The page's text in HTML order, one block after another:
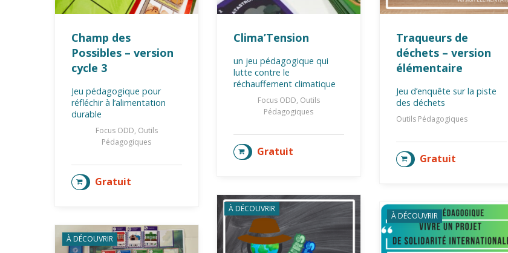
Champ des
Possibles – version
cycle 3
Jeu pédagogique pour
réfléchir à l’alimentation
durable
Focus ODD, Outils
Pédagogiques
Gratuit
AJOUTER AU PANIER
Clima’Tension
un jeu pédagogique qui
lutte contre le
réchauffement climatique
Focus ODD, Outils
Pédagogiques
Gratuit
AJOUTER AU PANIER
Traqueurs de
déchets – version
élémentaire
Jeu d’enquête sur la piste
des déchets
Outils Pédagogiques
Gratuit
AJOUTER AU PANIER
À DÉCOUVRIR
À DÉCOUVRIR
À DÉCOUVRIR